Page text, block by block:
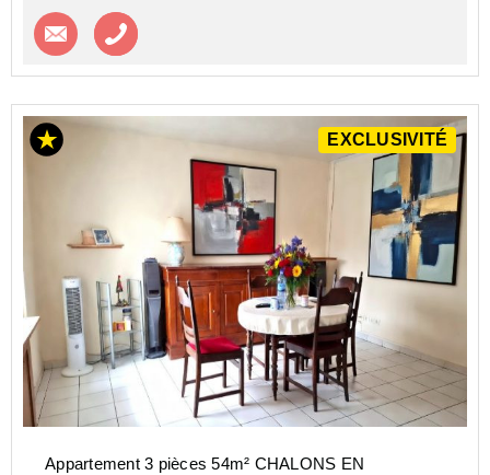
Contacter l'agence
EXCLUSIVITÉ
Appartement 3 pièces 54m² CHALONS EN